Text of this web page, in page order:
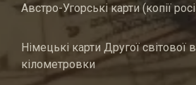
Австро-Угорські карти (копії
Німецькі карти Другої світової
кілометровки